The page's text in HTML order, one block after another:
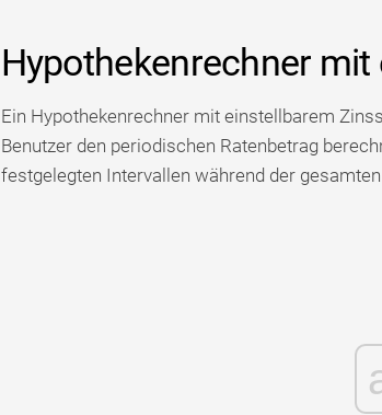
Hypothekenrechner
Ein Hypothekenrechner mit einstellbarem
Benutzer den periodischen Ratenbetrag
festgelegten Intervallen während der